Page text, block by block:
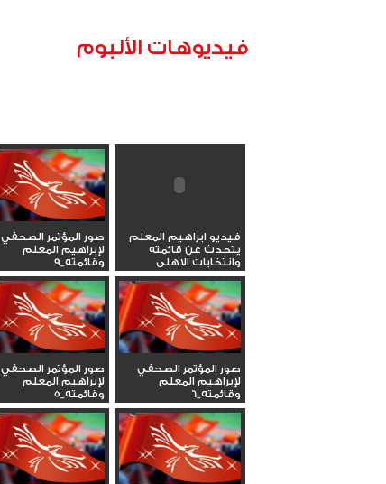
فيديوهات الألبوم
فيديو ابراهيم المعلم
يتحدث عن قائمته
وانتخابات الاهلى
صور المؤتمر الصحفي
لإبراهيم المعلم
وقائمته_9
صور المؤتمر الصحفي
لإبراهيم المعلم
وقائمته_6
صور المؤتمر الصحفي
لإبراهيم المعلم
وقائمته_5